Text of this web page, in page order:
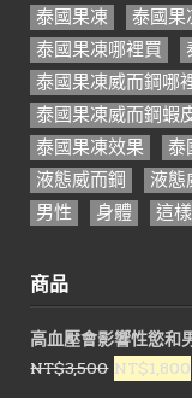
泰國果凍
泰國果
泰國果凍哪裡買
泰國果凍威而鋼哪
泰國果凍威而鋼蝦
泰國果凍效果
泰
液態威而鋼
液態
男性
身體 這樣
商品
高血壓會影響性慾和
NT$3,500 原
NT$1,800